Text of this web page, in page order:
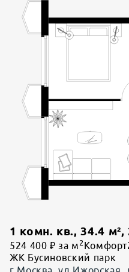
1 комн. кв., 34.4 м²,
524 400 ₽ за м 2 Комфорт
ЖК Бусиновский парк